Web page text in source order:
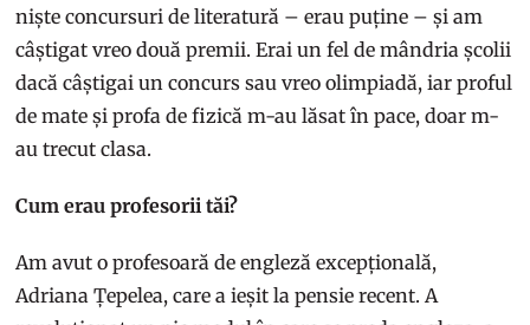
niște concursuri de literatură – erau puține – și am
câștigat vreo două premii. Erai un fel de mândria școlii
dacă câștigai un concurs sau vreo olimpiadă, iar proful
de mate și profa de fizică m-au lăsat în pace, doar m-
au trecut clasa.
Cum erau profesorii tăi?
Am avut o profesoară de engleză excepțională,
Adriana Țepelea, care a ieșit la pensie recent. A